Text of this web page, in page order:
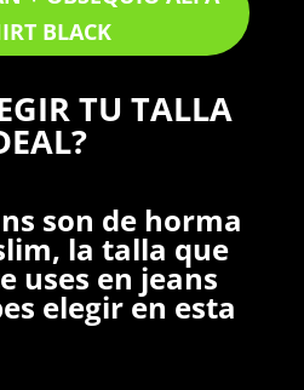
BLACK
TU TALLA
?
son de horma
la talla que
uses en jeans
elegir en esta